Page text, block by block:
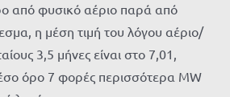
από φυσικό αέριο παρά από
η μέση τιμή του λόγου αέριο/
3,5 μήνες είναι στο 7,01,
όρο 7 φορές περισσότερα MW